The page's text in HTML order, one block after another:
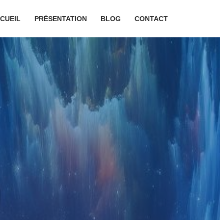
PRÉSENTATION BLOG CONTACT